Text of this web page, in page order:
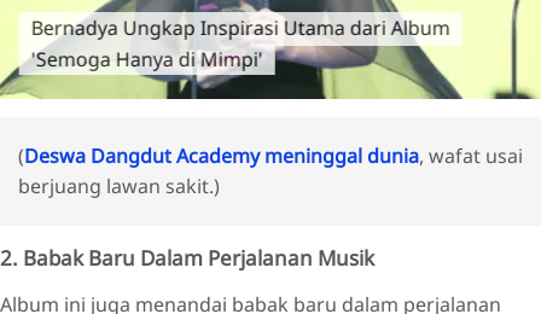
Bernadya Ungkap Inspirasi Utama dari Album
'Semoga Hanya di Mimpi'
(Deswa Dangdut Academy meninggal dunia, wafat usai
berjuang lawan sakit.)
2. Babak Baru Dalam Perjalanan Musik
Album ini juga menandai babak baru dalam perjalanan